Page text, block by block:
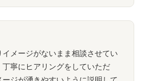
イメージがないまま相談させてい
丁寧にヒアリングをしていただ